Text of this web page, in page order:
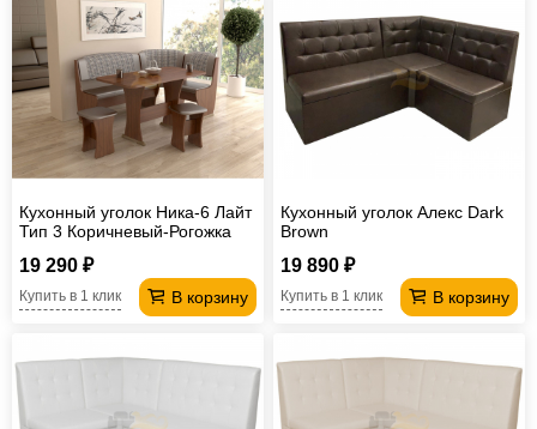
Кухонный уголок Ника-6 Лайт
Тип 3 Коричневый-Рогожка
19 290 ₽
В корзину
Купить в 1 клик
Кухонный уголок Алекс Dark
Brown
19 890 ₽
В корзину
Купить в 1 клик